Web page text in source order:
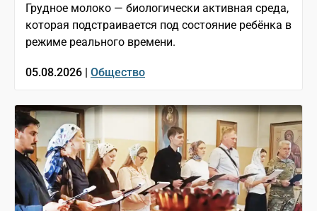
Грудное молоко — биологически активная среда,
которая подстраивается под состояние ребёнка в
режиме реального времени.
05.08.2026 | Общество